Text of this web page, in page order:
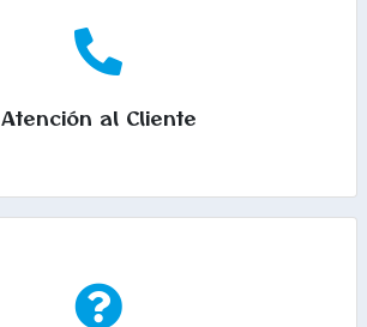
Atención al Cliente